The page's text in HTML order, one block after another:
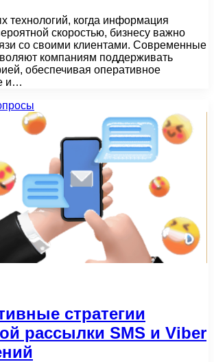
технологий, когда информация
скоростью, бизнесу важно
со своими клиентами. Современные
компаниям поддерживать
обеспечивая оперативное
и…
стратегии
рассылки SMS и Viber